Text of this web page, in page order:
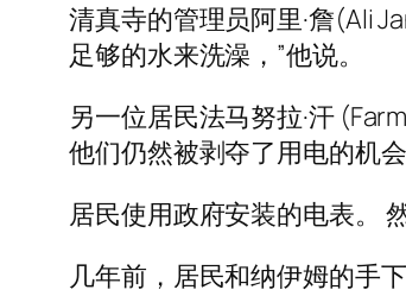
清真寺的管理员阿里·詹(Ali
足够的水来洗澡，”他说。
另一位居民法马努拉·汗
他们仍然被剥夺了用电的机会
居民使用政府安装的电表。
几年前，居民和纳伊姆的手